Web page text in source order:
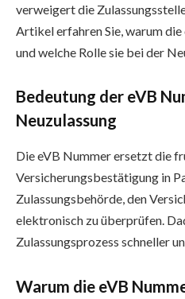
verweigert die
Artikel erfahren Sie, warum
und welche Rolle sie bei der
Bedeutung der eVB
Neuzulassung
Die eVB Nummer ersetzt die
Versicherungsbestätigung in
Zulassungsbehörde, den
elektronisch zu überprüfen.
Zulassungsprozess schneller
Warum die eVB